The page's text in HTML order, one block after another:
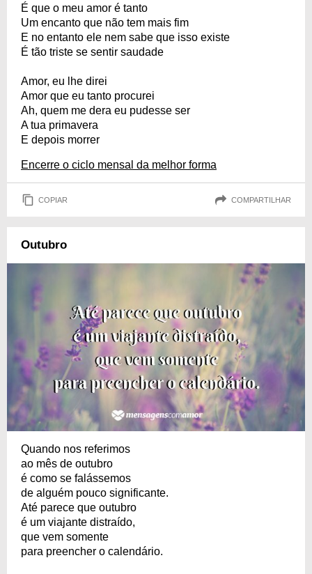
É que o meu amor é tanto
Um encanto que não tem mais fim
E no entanto ele nem sabe que isso existe
É tão triste se sentir saudade
Amor, eu lhe direi
Amor que eu tanto procurei
Ah, quem me dera eu pudesse ser
A tua primavera
E depois morrer
Encerre o ciclo mensal da melhor forma
COPIAR COMPARTILHAR
Outubro
Quando nos referimos
ao mês de outubro
é como se falássemos
de alguém pouco significante.
Até parece que outubro
é um viajante distraído,
que vem somente
para preencher o calendário.